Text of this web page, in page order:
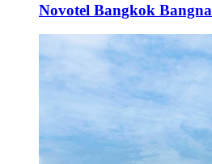
Novotel Bangkok Bangna